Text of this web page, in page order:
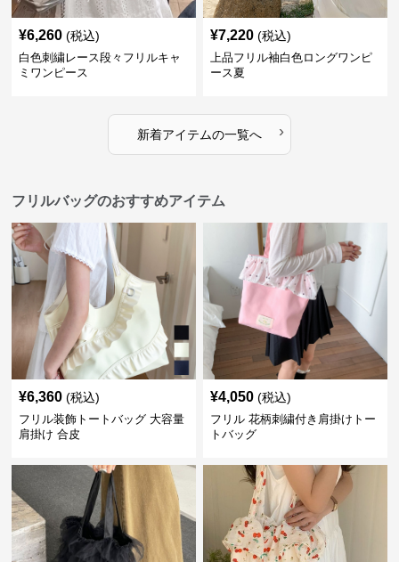
¥6,260 (税込)
白色刺繍レース段々フリルキャ
ミワンピース
¥7,220 (税込)
上品フリル袖白色ロングワンピ
ース夏
新着アイテムの一覧へ ›
フリルバッグのおすすめアイテム
¥6,360 (税込)
フリル装飾トートバッグ 大容量
肩掛け 合皮
¥4,050 (税込)
フリル 花柄刺繍付き肩掛けトー
トバッグ